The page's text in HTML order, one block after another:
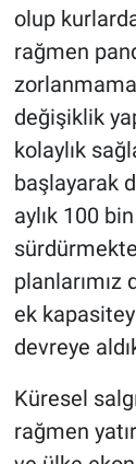
olup
rağmen
değişiklik
kolaylık
başlayarak
aylık 100
planlarımız
ek
devreye
Küresel
rağmen